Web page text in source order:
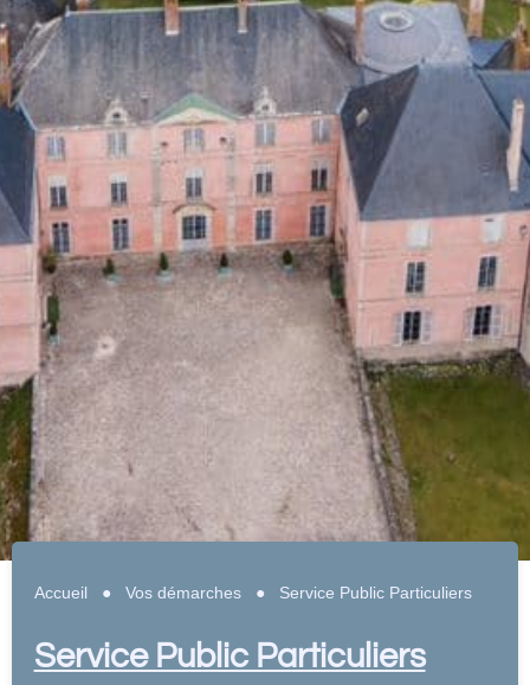
Accueil ● Vos démarches● Service Public Particuliers
Service Public Particuliers